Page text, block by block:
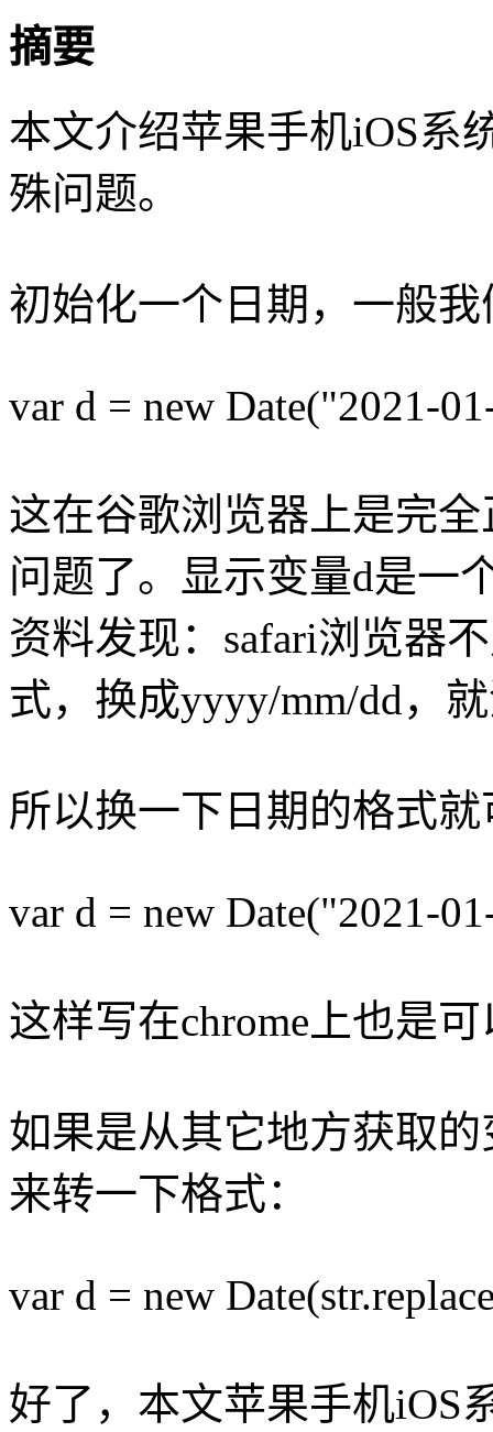
摘要
本文介绍苹果手机iOS系
殊问题。
初始化一个日期，一般
var d = new Date("2021-
这在谷歌浏览器上是完
问题了。显示变量d是一
资料发现：safari浏览器
式，换成yyyy/mm/dd，
所以换一下日期的格式
var d = new Date("2021-
这样写在chrome上也是
如果是从其它地方获取
来转一下格式：
var d = new
好了，本文苹果手机iOS